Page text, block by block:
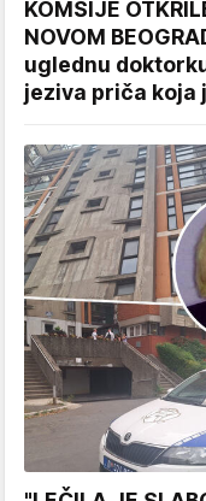
KOMŠIJE
NOVOM
uglednu
jeziva priča koja